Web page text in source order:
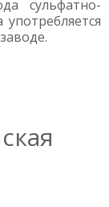
сульфатно-